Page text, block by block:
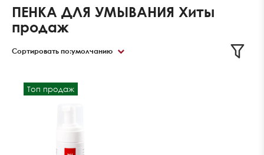
ПЕНКА ДЛЯ УМЫВАНИЯ Хиты
продаж
Сортировать по:умолчанию
Топ продаж